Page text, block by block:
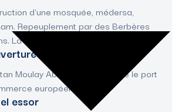
d'une mosquée, médersa,
Repeuplement par des Berbères
La ville devient Dar El-Beïda.
du port
Moulay Abderrahman rouvre le port
européen.
essor